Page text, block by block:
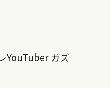
YouTuber ガズ